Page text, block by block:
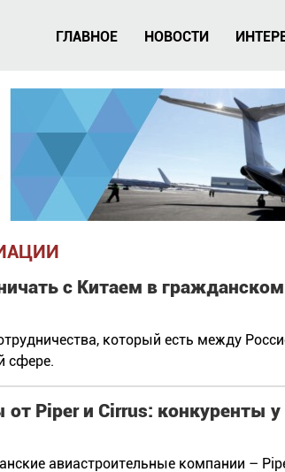
ГЛАВНОЕ НОВОСТИ
с Китаем в
который есть между
сфере.
Piper и Cirrus: конкуренты
авиастроительные компании –